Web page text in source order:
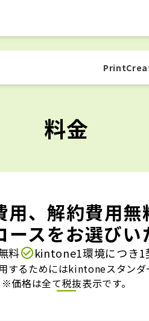
料金
用、解約費用無
ースをお選びい
料 kintone1環境につき1
るためにはkintoneスタンダ
※価格は全て税抜表示です。